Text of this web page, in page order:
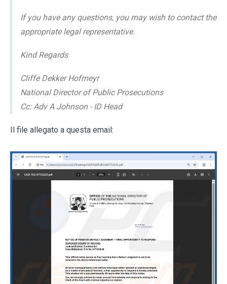
If you have any questions, you may wish to contact the
appropriate legal representative.
Kind Regards
Cliffe Dekker Hofmeyr
National Director of Public Prosecutions
Cc: Adv A Johnson - ID Head
Il file allegato a questa email: